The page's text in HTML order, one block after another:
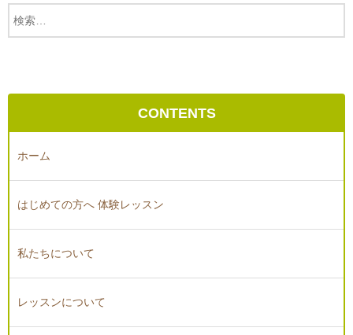
CONTENTS
ホーム
はじめての方へ 体験レッスン
私たちについて
レッスンについて